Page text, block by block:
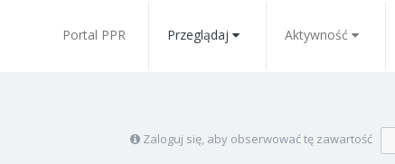
Portal PPR Przeglądaj Aktywność
Zaloguj się, aby obserwować tę zawartość